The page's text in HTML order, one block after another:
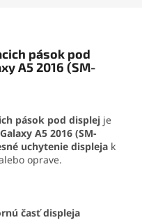
pások pod
A5 2016 (SM-
pások pod displej je
A5 2016 (SM-
uchytenie displeja k
oprave.
časť displeja